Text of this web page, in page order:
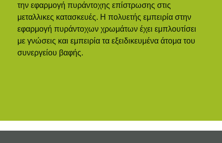
την εφαρμογή πυράντοχης επίστρωσης στις
μεταλλικες κατασκευές. Η πολυετής εμπειρία στην
εφαρμογή πυράντοχων χρωμάτων έχει εμπλουτίσει
με γνώσεις και εμπειρία τα εξειδικευμένα άτομα του
συνεργείου βαφής.